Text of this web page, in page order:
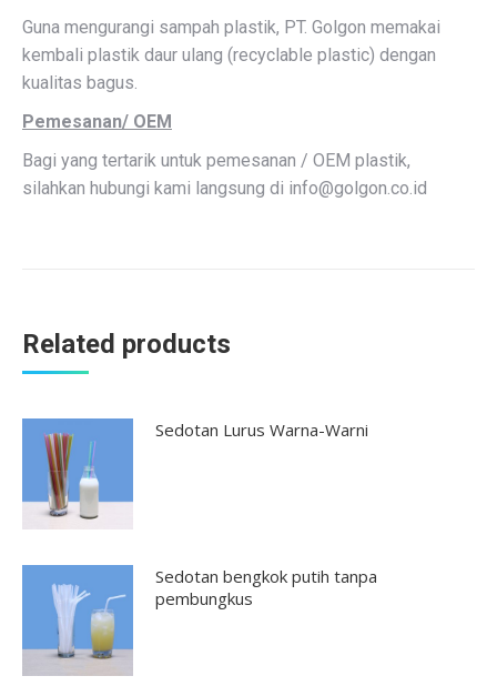
Guna mengurangi sampah plastik, PT. Golgon memakai
kembali plastik daur ulang (recyclable plastic) dengan
kualitas bagus.
Pemesanan/ OEM
Bagi yang tertarik untuk pemesanan / OEM plastik,
silahkan hubungi kami langsung di info@golgon.co.id
Related products
Sedotan Lurus Warna-Warni
Sedotan bengkok putih tanpa
pembungkus